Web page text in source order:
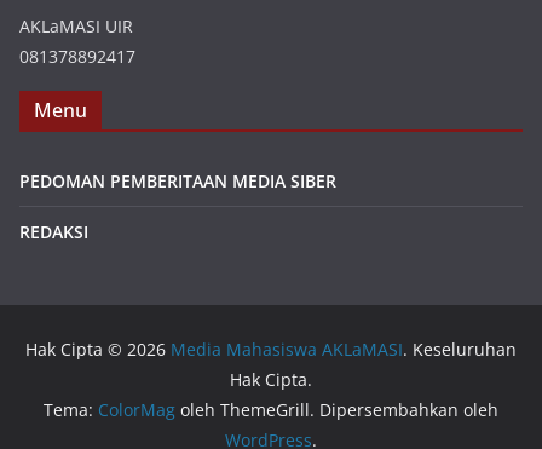
AKLaMASI UIR
081378892417
Menu
PEDOMAN PEMBERITAAN MEDIA SIBER
REDAKSI
Hak Cipta © 2026 Media Mahasiswa AKLaMASI. Keseluruhan
Hak Cipta.
Tema: ColorMag oleh ThemeGrill. Dipersembahkan oleh
WordPress.